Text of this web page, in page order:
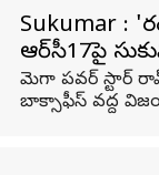
Sukumar :
ఆర్‌సీ17పై
మెగా పవర్ స్టార్
బాక్సాఫీస్ వద్ద